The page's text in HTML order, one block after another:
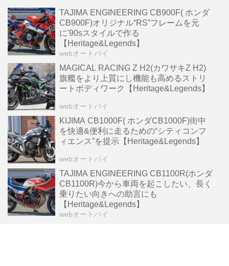
TAJIMA ENGINEERING CB900F( ホンダ
CB900F)オリジナル“RS”フレームを元
に'90sスタイルで作る
【Heritage&Legends】
webオートバイ
MAGICAL RACING Z H2(カワサキZ H2)
旗艦をより上質にし機能も高めるストリ
ートボディワーク【Heritage&Legends】
webオートバイ
KIJIMA CB1000F( ホンダCB1000F)街中
を快適&便利に走るための“シティコンフ
ィエンス”を提示【Heritage&Legends】
webオートバイ
TAJIMA ENGINEERING CB1100R(ホンダ
CB1100R)今から車両を起こしたい、長く
乗りたい向きへの助言にも
【Heritage&Legends】
webオートバイ